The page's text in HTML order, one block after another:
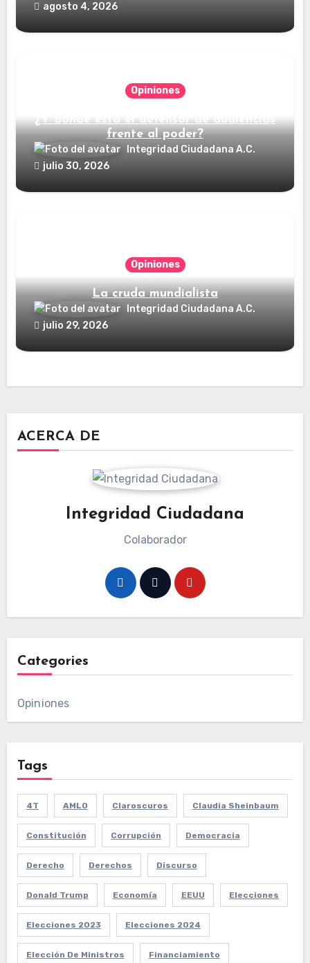
agosto 4, 2026
Opiniones
¿Y dónde está el defensor de audiencias
frente al poder?
Integridad Ciudadana A.C.
julio 30, 2026
Opiniones
La cruda mundialista
Integridad Ciudadana A.C.
julio 29, 2026
ACERCA DE
Integridad Ciudadana
Colaborador
Categories
Opiniones
Tags
4T AMLO Claroscuros Claudia Sheinbaum
Constitución Corrupción Democracia
Derecho Derechos Discurso
Donald Trump Economía EEUU Elecciones
Elecciones 2023 Elecciones 2024
Elección De Ministros Financiamiento